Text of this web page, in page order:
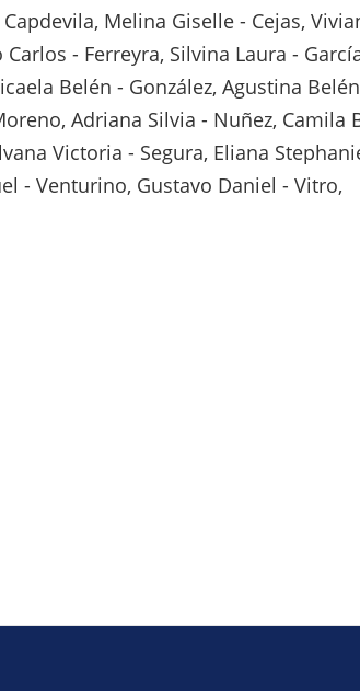
Melina Giselle - Cejas,
- Ferreyra, Silvina Laura -
Belén - González, Agustina
Adriana Silvia - Nuñez, Camila
Victoria - Segura, Eliana
- Venturino, Gustavo Daniel - Vitro,